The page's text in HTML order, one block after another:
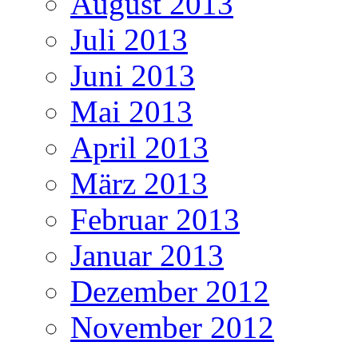
Juli 2013
Juni 2013
Mai 2013
April 2013
März 2013
Februar 2013
Januar 2013
Dezember 2012
November 2012